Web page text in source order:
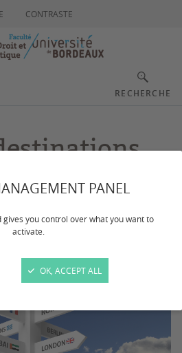
PANEL
gives you control over what you want to
activate.
OK, ACCEPT ALL
CONTRASTE
RECHERCHE
2024
CONTACTS